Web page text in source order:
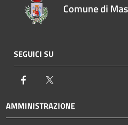
Comune di
SEGUICI SU
Facebook
AMMINISTRAZIONE